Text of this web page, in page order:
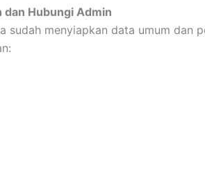
dan Hubungi Admin
sudah menyiapkan data umum dan